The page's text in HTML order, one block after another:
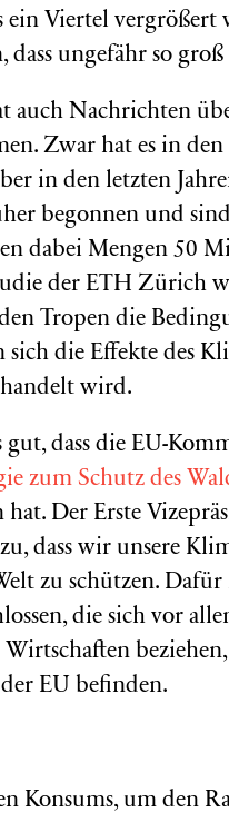
Viertel vergrößert
ungefähr so
auch Nachrichten
Zwar hat es in
in den letzten
begonnen und
dabei Mengen 50
der ETH Zürich
Tropen die
die Effekte des
wird.
dass die EU-
zum Schutz des
hat. Der Erste
dass wir unsere
zu schützen.
die sich vor
EU befinden.
Konsums, um den